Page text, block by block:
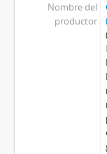
Nombre del
productor